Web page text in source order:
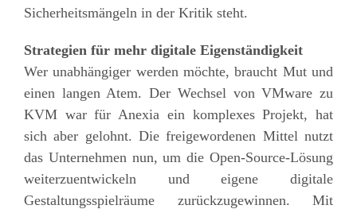
Sicherheitsmängeln in der Kritik steht.
Strategien für mehr digitale Eigenständigkeit
Wer unabhängiger werden möchte, braucht Mut und
einen langen Atem. Der Wechsel von VMware zu
KVM war für Anexia ein komplexes Projekt, hat
sich aber gelohnt. Die freigewordenen Mittel nutzt
das Unternehmen nun, um die Open-Source-Lösung
weiterzuentwickeln und eigene digitale
Gestaltungsspielräume zurückzugewinnen. Mit